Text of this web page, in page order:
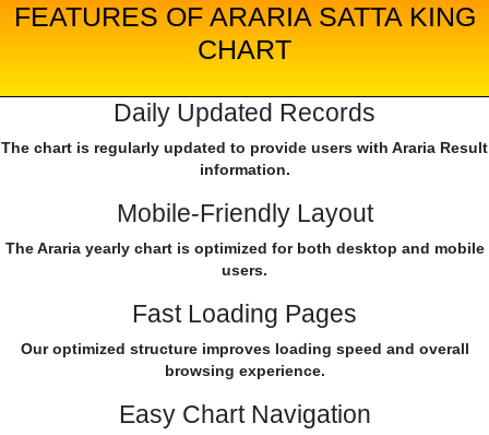
FEATURES OF ARARIA SATTA KING
CHART
Daily Updated Records
The chart is regularly updated to provide users with Araria Result
information.
Mobile-Friendly Layout
The Araria yearly chart is optimized for both desktop and mobile
users.
Fast Loading Pages
Our optimized structure improves loading speed and overall
browsing experience.
Easy Chart Navigation